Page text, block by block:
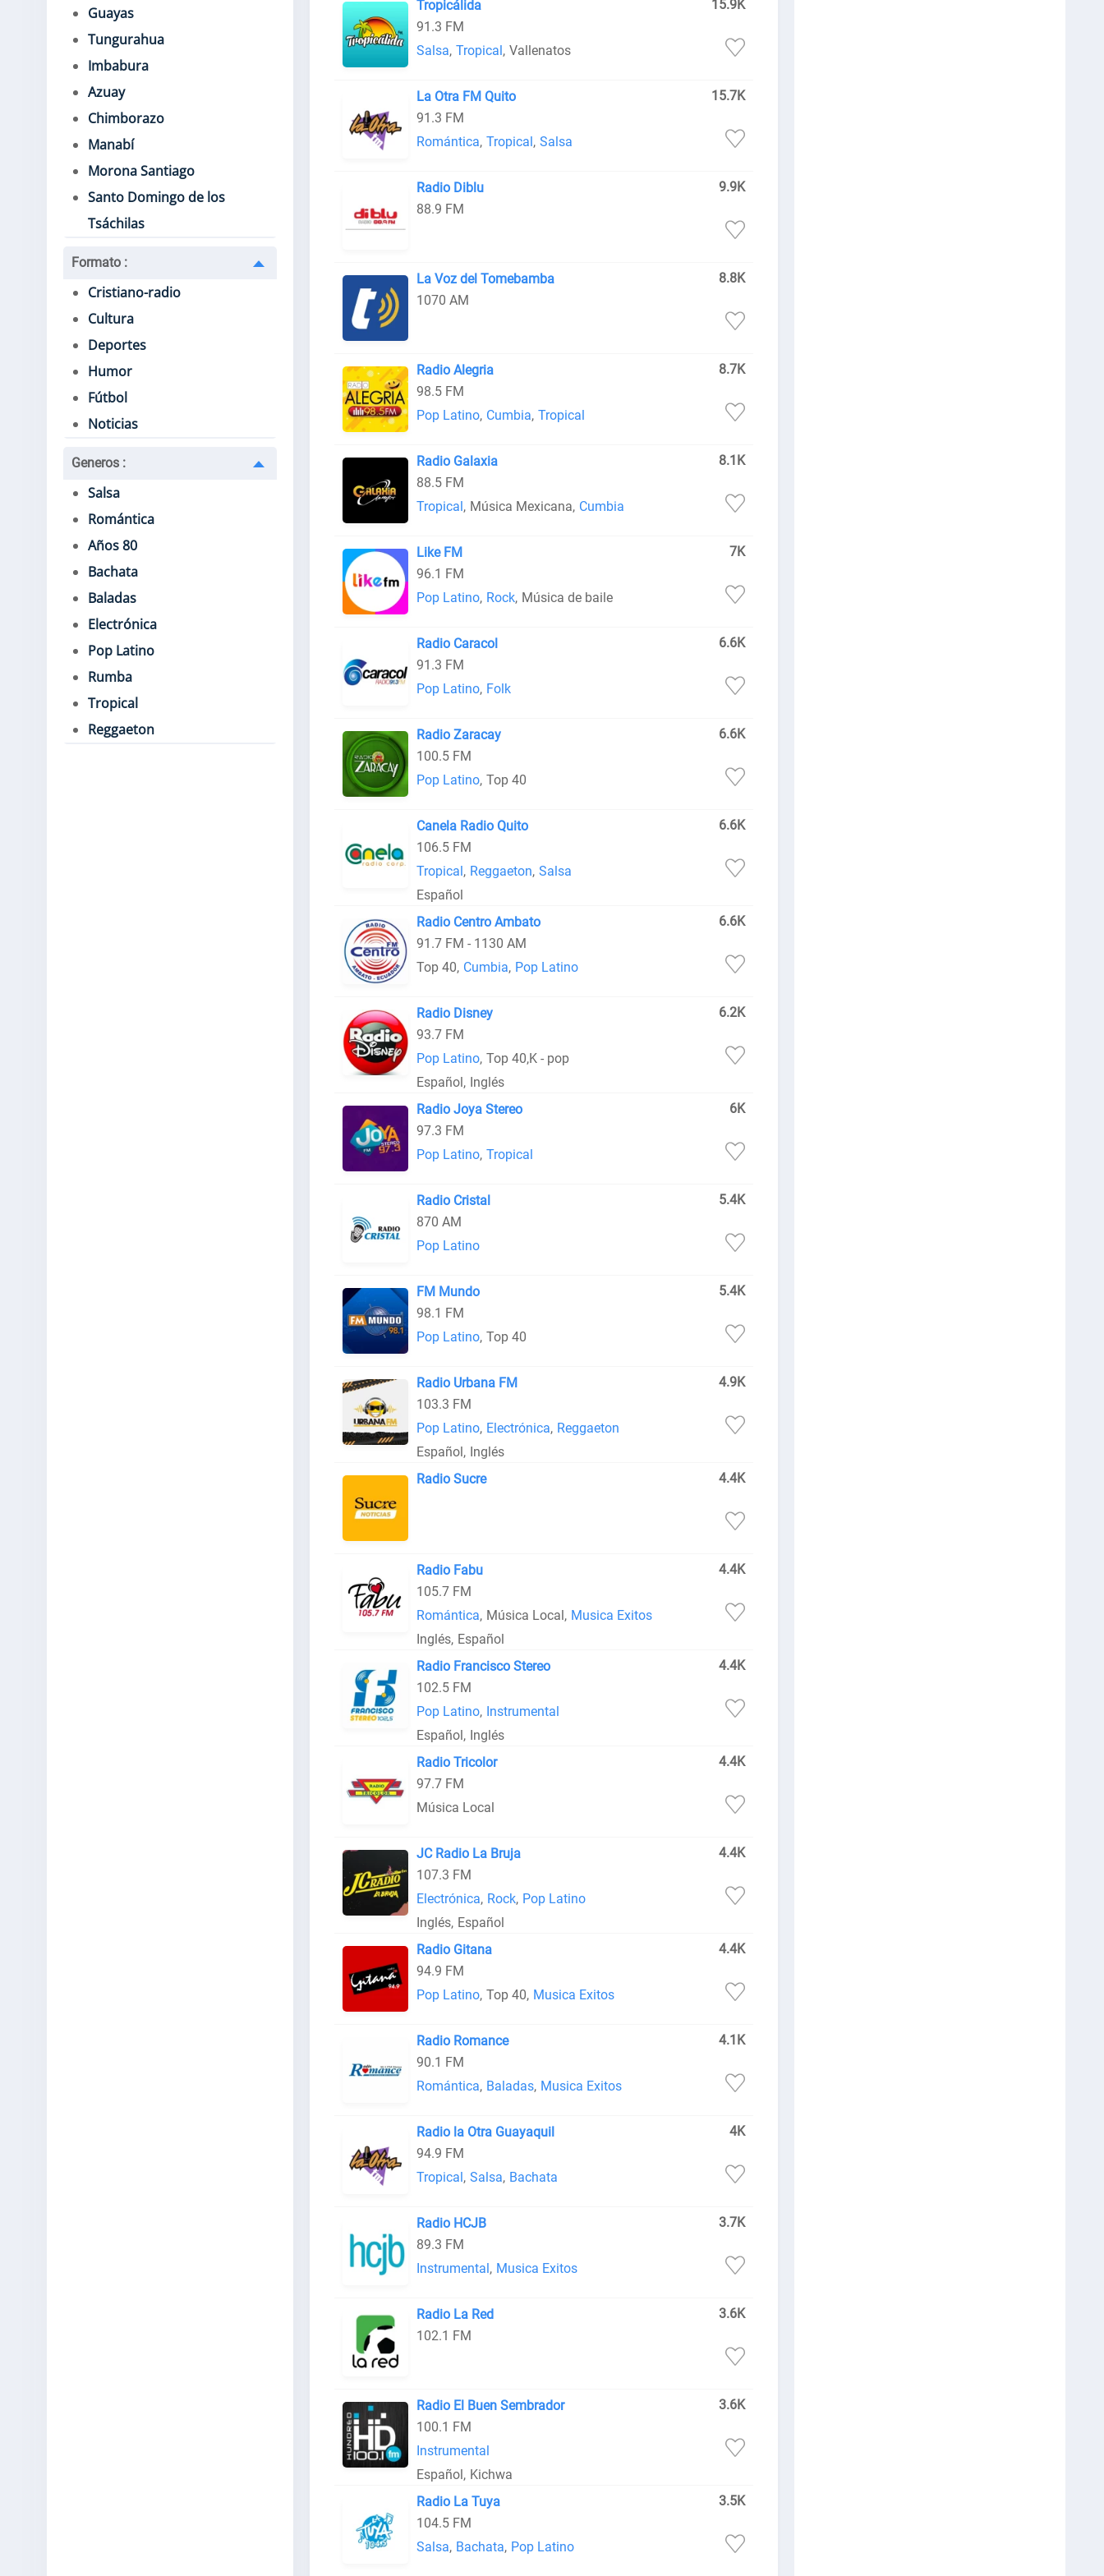
Guayas
Tungurahua
Imbabura
Azuay
Chimborazo
Manabí
Morona Santiago
Santo Domingo de los
Tsáchilas
Formato :
Cristiano-radio
Cultura
Deportes
Humor
Fútbol
Noticias
Generos :
Salsa
Romántica
Años 80
Bachata
Baladas
Electrónica
Pop Latino
Rumba
Tropical
Reggaeton
Tropicálida
15.9K
91.3 FM
Salsa, Tropical, Vallenatos
La Otra FM Quito
15.7K
91.3 FM
Romántica, Tropical, Salsa
Radio Diblu
9.9K
88.9 FM
La Voz del Tomebamba
8.8K
1070 AM
Radio Alegria
8.7K
98.5 FM
Pop Latino, Cumbia, Tropical
Radio Galaxia
8.1K
88.5 FM
Tropical, Música Mexicana, Cumbia
Like FM
7K
96.1 FM
Pop Latino, Rock, Música de baile
Radio Caracol
6.6K
91.3 FM
Pop Latino, Folk
Radio Zaracay
6.6K
100.5 FM
Pop Latino, Top 40
Canela Radio Quito
6.6K
106.5 FM
Tropical, Reggaeton, Salsa
Español
Radio Centro Ambato
6.6K
91.7 FM - 1130 AM
Top 40, Cumbia, Pop Latino
Radio Disney
6.2K
93.7 FM
Pop Latino, Top 40,K - pop
Español, Inglés
Radio Joya Stereo
6K
97.3 FM
Pop Latino, Tropical
Radio Cristal
5.4K
870 AM
Pop Latino
FM Mundo
5.4K
98.1 FM
Pop Latino, Top 40
Radio Urbana FM
4.9K
103.3 FM
Pop Latino, Electrónica, Reggaeton
Español, Inglés
Radio Sucre
4.4K
Radio Fabu
4.4K
105.7 FM
Romántica, Música Local, Musica Exitos
Inglés, Español
Radio Francisco Stereo
4.4K
102.5 FM
Pop Latino, Instrumental
Español, Inglés
Radio Tricolor
4.4K
97.7 FM
Música Local
JC Radio La Bruja
4.4K
107.3 FM
Electrónica, Rock, Pop Latino
Inglés, Español
Radio Gitana
4.4K
94.9 FM
Pop Latino, Top 40, Musica Exitos
Radio Romance
4.1K
90.1 FM
Romántica, Baladas, Musica Exitos
Radio la Otra Guayaquil
4K
94.9 FM
Tropical, Salsa, Bachata
Radio HCJB
3.7K
89.3 FM
Instrumental, Musica Exitos
Radio La Red
3.6K
102.1 FM
Radio El Buen Sembrador
3.6K
100.1 FM
Instrumental
Español, Kichwa
Radio La Tuya
3.5K
104.5 FM
Salsa, Bachata, Pop Latino